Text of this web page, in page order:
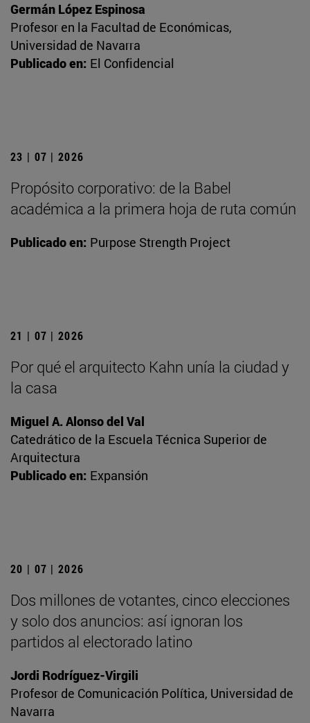
Germán López Espinosa
Profesor en la Facultad de Económicas,
Universidad de Navarra
Publicado en: El Confidencial
23 | 07 | 2026
Propósito corporativo: de la Babel
académica a la primera hoja de ruta común
Publicado en: Purpose Strength Project
21 | 07 | 2026
Por qué el arquitecto Kahn unía la ciudad y
la casa
Miguel A. Alonso del Val
Catedrático de la Escuela Técnica Superior de
Arquitectura
Publicado en: Expansión
20 | 07 | 2026
Dos millones de votantes, cinco elecciones
y solo dos anuncios: así ignoran los
partidos al electorado latino
Jordi Rodríguez-Virgili
Profesor de Comunicación Política, Universidad de
Navarra